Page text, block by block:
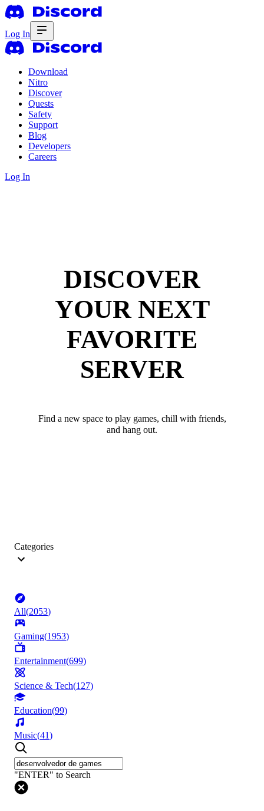
Log In
Download
Nitro
Discover
Quests
Safety
Support
Blog
Developers
Careers
Log In
DISCOVER
YOUR NEXT
FAVORITE
SERVER
Find a new space to play games, chill with friends,
and hang out.
Categories
All(2053)
Gaming(1953)
Entertainment(699)
Science & Tech(127)
Education(99)
Music(41)
"ENTER" to Search